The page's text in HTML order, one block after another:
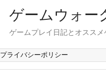
ゲームウォー
ゲームプレイ日記とオスス
プライバシーポリシー